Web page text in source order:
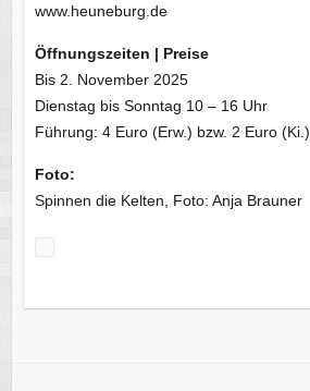
www.heuneburg.de
Öffnungszeiten | Preise
Bis 2. November 2025
Dienstag bis Sonntag 10 – 16 Uhr
Führung: 4 Euro (Erw.) bzw. 2 Euro (Ki.)
Foto:
Spinnen die Kelten, Foto: Anja Brauner